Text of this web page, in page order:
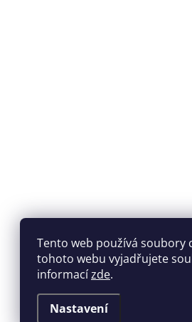
Tento web používá soubory
tohoto webu vyjadřujete
informacízde.
Nastavení